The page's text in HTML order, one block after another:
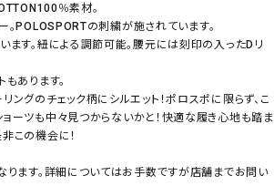
％素材。
。POLOSPORTの刺繍が施されています。
ます。紐による調節可能。腰元には刻印の入ったDリ
もあります。
ングのチェック柄にシルエット！ポロスポに限らず、こ
ョーツも中々見つからないかと！快適な履き心地も踏ま
この機会に！
ます。詳細についてはお手数ですが店舗までお問い